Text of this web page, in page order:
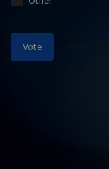
Vote